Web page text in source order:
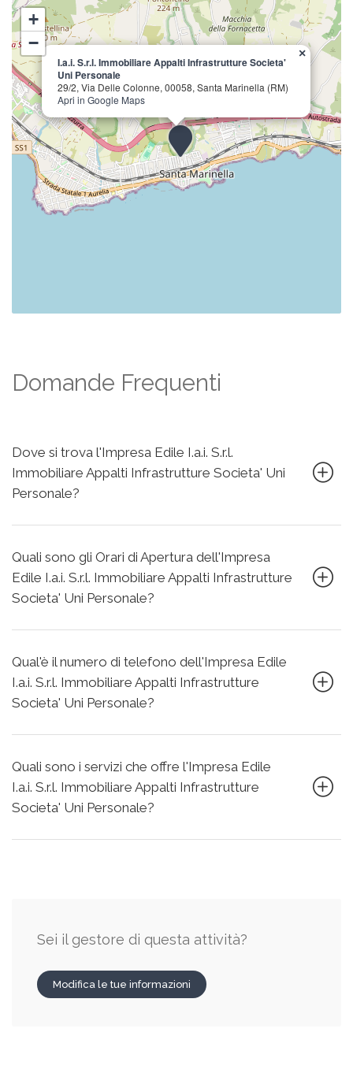
I.a.i. S.r.l. Immobiliare Appalti Infrastrutture Societa'
Uni Personale
29/2, Via Delle Colonne, 00058, Santa Marinella (RM)
Apri in Google Maps
×
+
−
Domande Frequenti
Dove si trova l'Impresa Edile I.a.i. S.r.l.
Immobiliare Appalti Infrastrutture Societa' Uni
Personale?
Quali sono gli Orari di Apertura dell'Impresa
Edile I.a.i. S.r.l. Immobiliare Appalti Infrastrutture
Societa' Uni Personale?
Qual'è il numero di telefono dell'Impresa Edile
I.a.i. S.r.l. Immobiliare Appalti Infrastrutture
Societa' Uni Personale?
Quali sono i servizi che offre l'Impresa Edile
I.a.i. S.r.l. Immobiliare Appalti Infrastrutture
Societa' Uni Personale?
Sei il gestore di questa attività?
Modifica le tue informazioni